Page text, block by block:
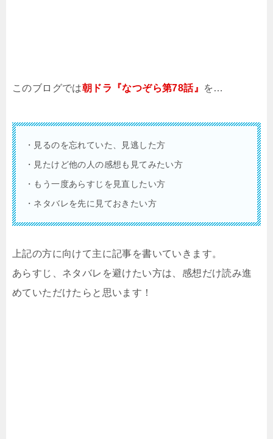
このブログでは朝ドラ『なつぞら第78話』 を…
・見るのを忘れていた、見逃した方
・見たけど他の人の感想も見てみたい方
・もう一度あらすじを見直したい方
・ネタバレを先に見ておきたい方
上記の方に向けて主に記事を書いていきます。
あらすじ、ネタバレを避けたい方は、感想だけ読み進
めていただけたらと思います！